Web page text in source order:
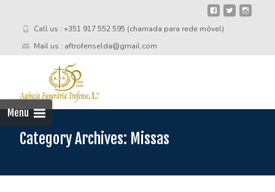
Call us : +351 917 552 595 (chamada para rede móvel)
Mail us : aftrofenselda@gmail.com
Menu
Category Archives: Missas